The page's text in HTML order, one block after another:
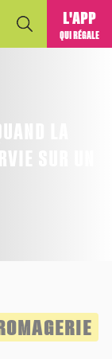
L'APP
QUI RÉGALE
LA
SUR UN